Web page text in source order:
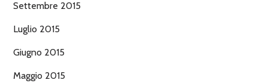
Settembre 2015
Luglio 2015
Giugno 2015
Maggio 2015